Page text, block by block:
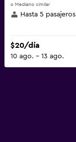
o Mediano similar
Hasta 5 pasajeros
$20/día
10 ago. - 13 ago.